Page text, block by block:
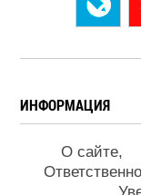
ИНФОРМАЦИЯ
О сайте